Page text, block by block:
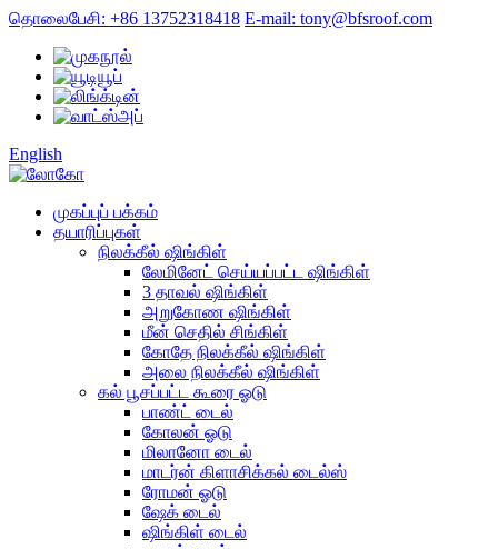
தொலைபேசி: +86 13752318418 E-mail: tony@bfsroof.com
English
முகப்புப் பக்கம்
தயாரிப்புகள்
நிலக்கீல் ஷிங்கிள்
லேமினேட் செய்யப்பட்ட ஷிங்கிள்
3 தாவல் ஷிங்கிள்
அறுகோண ஷிங்கிள்
மீன் செதில் சிங்கிள்
கோதே நிலக்கீல் ஷிங்கிள்
அலை நிலக்கீல் ஷிங்கிள்
கல் பூசப்பட்ட கூரை ஓடு
பாண்ட் டைல்
கோலன் ஓடு
மிலானோ டைல்
மாடர்ன் கிளாசிக்கல் டைல்ஸ்
ரோமன் ஓடு
ஷேக் டைல்
ஷிங்கிள் டைல்